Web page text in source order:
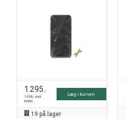
1.295,-
1.036,- excl.
moms
Læg i kurven
19 på lager